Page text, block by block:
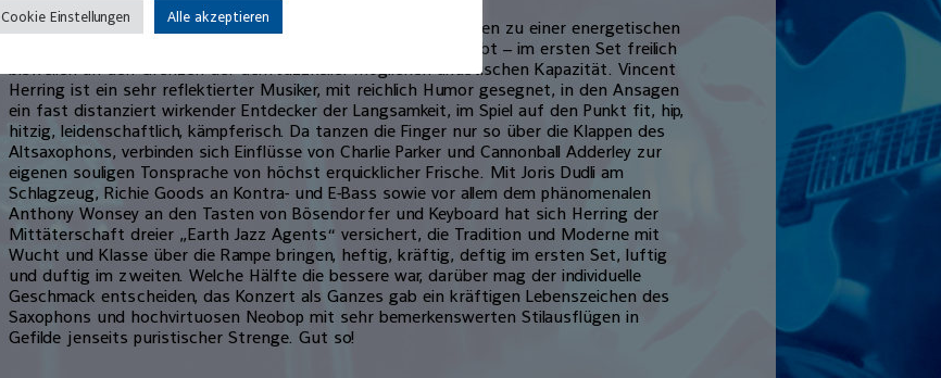
Klassischer Bebop mischt sich mit Funk und rockigen Elementen zu einer energetischen
Mischung, die den Musikern Raum zur kreativen Entfaltung gibt – im ersten Set freilich
bisweilen an den Grenzen der dem Jazzkeller möglichen akustischen Kapazität. Vincent
Herring ist ein sehr reflektierter Musiker, mit reichlich Humor gesegnet, in den Ansagen
ein fast distanziert wirkender Entdecker der Langsamkeit, im Spiel auf den Punkt fit, hip,
hitzig, leidenschaftlich, kämpferisch. Da tanzen die Finger nur so über die Klappen des
Altsaxophons, verbinden sich Einflüsse von Charlie Parker und Cannonball Adderley zur
eigenen souligen Tonsprache von höchst erquicklicher Frische. Mit Joris Dudli am
Schlagzeug, Richie Goods an Kontra- und E-Bass sowie vor allem dem phänomenalen
Anthony Wonsey an den Tasten von Bösendorfer und Keyboard hat sich Herring der
Mittäterschaft dreier „Earth Jazz Agents“ versichert, die Tradition und Moderne mit
Wucht und Klasse über die Rampe bringen, heftig, kräftig, deftig im ersten Set, luftig
und duftig im zweiten. Welche Hälfte die bessere war, darüber mag der individuelle
Geschmack entscheiden, das Konzert als Ganzes gab ein kräftigen Lebenszeichen des
Saxophons und hochvirtuosen Neobop mit sehr bemerkenswerten Stilausflügen in
Gefilde jenseits puristischer Strenge. Gut so!
Cookie Einstellungen Alle akzeptieren